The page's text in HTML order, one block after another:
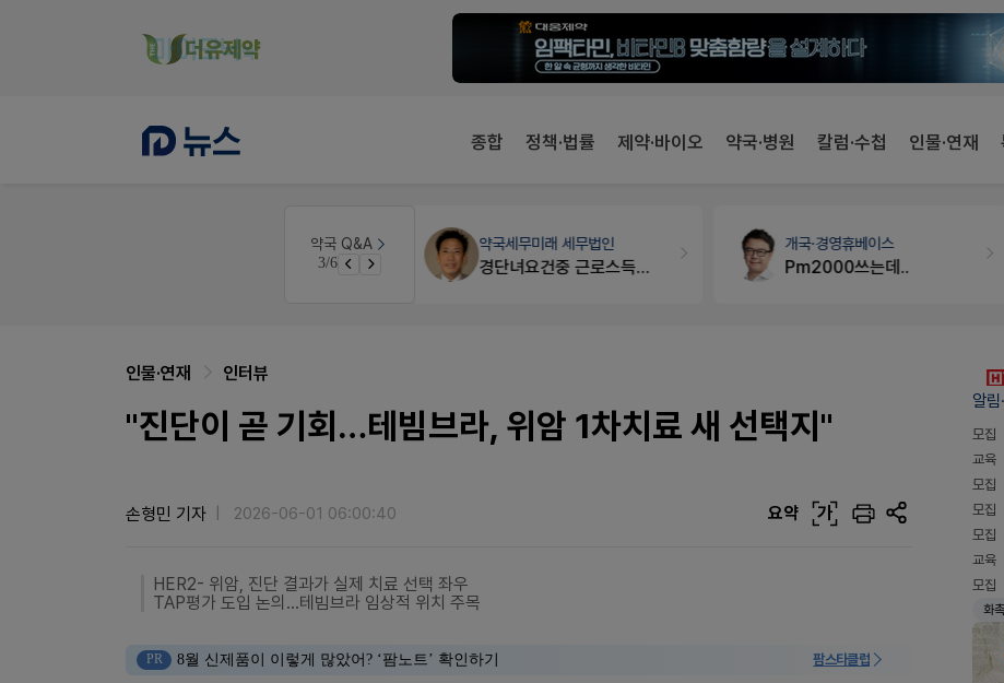
종합 정책·법률 제약·바이오 약국·병원 칼럼·수첩 인물·연재
약국 Q&A
3/6 약국 개국 대출 어떻게 받아야할지 어렵습니다
약국세무미래 세무법인
경단녀요건중 근로스득원천징수액
개국·경영휴베이스
Pm2000쓰는데..
인물·연재 인터뷰
"진단이 곧 기회…테빔브라, 위암 1차치료 새 선택지"
손형민 기자 2026-06-01 06:00:40 요약 가
HER2- 위암, 진단 결과가 실제 치료 선택 좌우
TAP평가 도입 논의…테빔브라 임상적 위치 주목
PR 8월 신제품이 이렇게 많았어? ‘팜노트’ 확인하기 팜스타클럽
알림
모집
교육
모집
모집
모집
교육
모집
화촉